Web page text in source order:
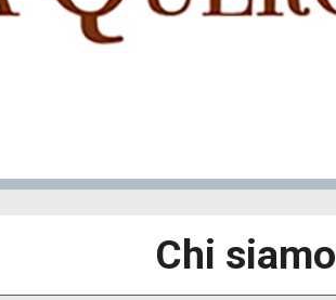
Chi siamo